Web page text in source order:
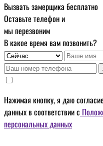
Вызвать замерщика бесплатно
Оставьте телефон и
мы перезвоним
В какое время вам позвонить?
Нажимая кнопку, я даю
данныхв соответствии с
персональных данных